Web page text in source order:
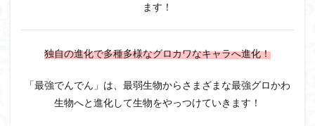
ます ！
独自の進化で多種多様なグロカワなキャラへ進化！
「最強でんでん」は、 最弱生物からさまざまな最強グロかわ
生物へと進化して生物をやっつけていきます！